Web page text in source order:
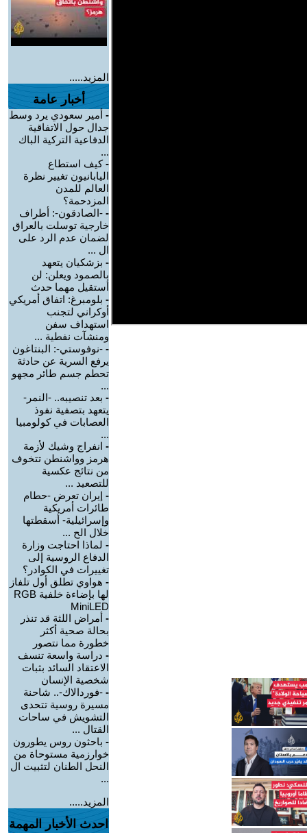
المزيد.....
أخبار عامة
- أمير سعودي يرد وسط
جدال حول الاتفاقية
الدفاعية التركية الباك
...
-كيف استطاع
اليابانيون تغيير نظرة
العالم للمدن
المزدحمة؟
- -الصادقون-: أطراف
خارجية توسلت بالعراق
لضمان عدم الرد على
ال ...
- بزشكيان يتعهد
بالصمود ويعلن: لن
أستقيل مهما حدث
- بلومبرغ: اتفاق أمريكي
أوكراني لتجنب
استهداف سفن
ومنشآت نفطية ...
- -نوفوستي-: البنتاغون
يرفع السرية عن حادثة
تحطم جسم طائر مجهو
...
- بعد تنصيبه.. -النمر-
يتعهد بتصفية نفوذ
العصابات في كولومبيا
...
- انفراج وشيك لأزمة
هرمز وواشنطن تتخوف
من نتائج عكسية
للتصعيد ...
- إيران تعرض -حطام
طائرات أمريكية
وإسرائيلية- أسقطتها
خلال الح ...
- لماذا احتاجت وزارة
الدفاع الروسية إلى
تغييرات في الكوادر؟
- هواوي تطلق أول تلفاز
لها بإضاءة خلفية RGB
MiniLED
- أمراض اللثة قد تنذر
بحالة صحية أكثر
خطورة مما نتصور
- دراسة واسعة تنسف
الاعتقاد السائد بثبات
شخصية الإنسان
- -فوردالاك-.. شاحنة
مسيرة روسية تتحدى
التشويش في ساحات
القتال ...
- باحثون روس يطورون
خوارزمية مستوحاة من
النحل الطنان لتثبيت ال
...
المزيد.....
احدث الأخبار المهمة